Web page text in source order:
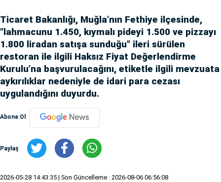
Ticaret Bakanlığı, Muğla’nın Fethiye ilçesinde,
"lahmacunu 1.450, kıymalı pideyi 1.500 ve pizzayı
1.800 liradan satışa sunduğu" ileri sürülen
restoran ile ilgili Haksız Fiyat Değerlendirme
Kurulu’na başvurulacağını, etiketle ilgili mevzuata
aykırılıklar nedeniyle de idari para cezası
uygulandığını duyurdu.
Abone Ol
Paylaş
2026-05-28 14:43:35 | Son Güncelleme : 2026-08-06 06:56:08